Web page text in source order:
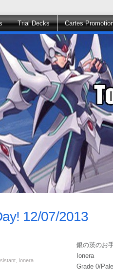
Trial Decks Cartes
12/07/2013
Ionera
銀の茨のお
Ionera
Grade 0/